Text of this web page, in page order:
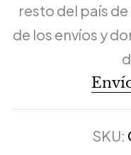
resto del país
de los envíos y
SKU: